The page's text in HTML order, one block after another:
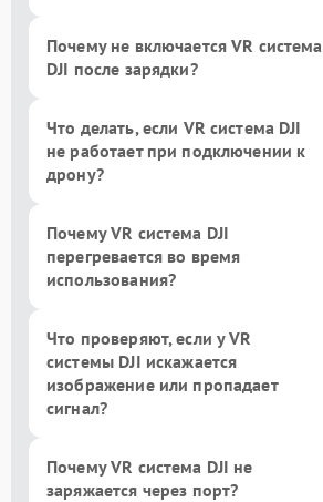
Почему не включается VR система
DJI после зарядки?
Что делать, если VR система DJI
не работает при подключении к
дрону?
Почему VR система DJI
перегревается во время
использования?
Что проверяют, если у VR
системы DJI искажается
изображение или пропадает
сигнал?
Почему VR система DJI не
заряжается через порт?